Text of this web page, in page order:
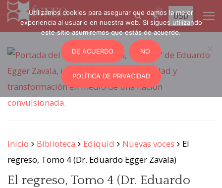
0
Inicio Biblioteca Ediquid Nuevas voces
El
regreso, Tomo 4 (Dr. Eduardo Egger Zavala)
El regreso, Tomo 4 (Dr. Eduardo
Utilizamos cookies para asegurar que damos la mejor
experiencia al usuario en nuestra web. Si sigues utilizando
este sitio asumiremos que estás de acuerdo.
DE ACUERDO NO
POLÍTICA DE PRIVACIDAD